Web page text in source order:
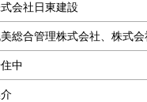
会社日東建設
総合管理株式会社、株式
中